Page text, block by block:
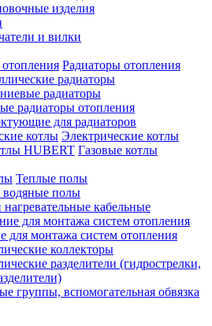
изделия
и вилки
Радиаторы отопления
радиаторы
радиаторы
радиаторы отопления
для радиаторов
Электрические котлы
Газовые котлы
Теплые полы
водяные полы
кабельные
для монтажа систем отопления
коллекторы
разделители (гидрострелки,
группы, вспомогательная обвязка